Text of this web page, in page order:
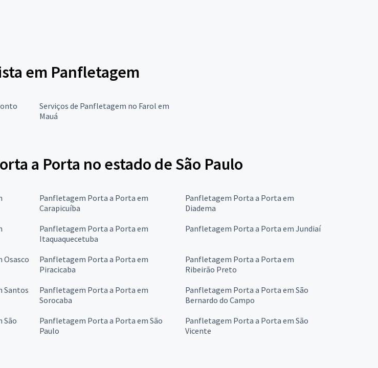
em Panfletagem
Serviços de Panfletagem no Farol em
Mauá
a Porta no estado de São Paulo
Panfletagem Porta a Porta em
Carapicuíba
Panfletagem Porta a Porta em
Diadema
Panfletagem Porta a Porta em
Itaquaquecetuba
Panfletagem Porta a Porta em Jundiaí
Panfletagem Porta a Porta em
Piracicaba
Panfletagem Porta a Porta em
Ribeirão Preto
Santos
Panfletagem Porta a Porta em
Sorocaba
Panfletagem Porta a Porta em São
Bernardo do Campo
São
Panfletagem Porta a Porta em São
Paulo
Panfletagem Porta a Porta em São
Vicente